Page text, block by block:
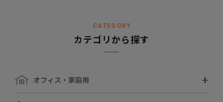
CATEGORY
カテゴリから探す
オフィス・家庭用